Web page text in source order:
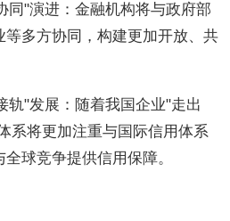
同"演进：金融机构将与政府部
等多方协同，构建更加开放、共
轨"发展：随着我国企业"走出
系将更加注重与国际信用体系
球竞争提供信用保障。